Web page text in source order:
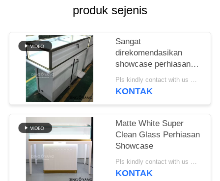
produk sejenis
Sangat
direkomendasikan
showcase perhiasan
untuk toko ritel dengan
struktur pra-bersatu
Pls kindly contact with us MOQ:1 Toko atau 5 set / Furnitur Toko Perhiasan
KONTAK
Matte White Super
Clean Glass Perhiasan
Showcase
Pls kindly contact with us MOQ:1 Toko atau 5 set / Furnitur Toko Perhiasan
KONTAK